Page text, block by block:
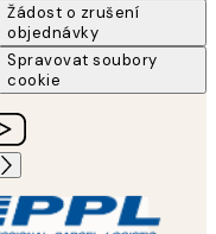
Žádost o zrušení
objednávky
Spravovat soubory
cookie